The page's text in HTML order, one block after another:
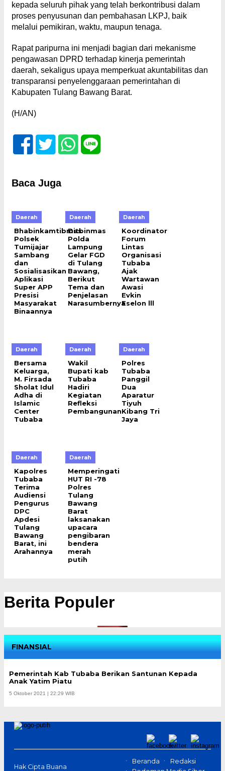
kepada seluruh pihak yang telah berkontribusi dalam
proses penyusunan dan pembahasan LKPJ, baik
melalui pemikiran, waktu, maupun tenaga.
Rapat paripurna ini menjadi bagian dari mekanisme
pengawasan DPRD terhadap kinerja pemerintah
daerah, sekaligus upaya memperkuat akuntabilitas dan
transparansi penyelenggaraan pemerintahan di
Kabupaten Tulang Bawang Barat.
(H/AN)
Baca Juga
Daerah
Bhabinkamtibmas
Polsek
Tumijajar
Sambang
dan
Sosialisasikan
Aplikasi
Super APP
Presisi
Masyarakat
Binaannya
Daerah
Ditbinmas
Polda
Lampung
Gelar FGD
di Tulang
Bawang,
Berikut
Tema dan
Penjelasan
Narasumbernya
Daerah
Koordinator
Forum
Lintas
Organisasi
Tubaba
Ajak
Wartawan
Awasi
Evkin
Eselon lll
Daerah
Bersama
Keluarga,
M. Firsada
Sholat Idul
Adha di
Islamic
Center
Tubaba
Daerah
Wakil
Bupati kab
Tubaba
Hadiri
Kegiatan
Refleksi
Pembangunan
Daerah
Polres
Tubaba
Panggil
Dua
Aparatur
Tiyuh
Kibang Tri
Jaya
Daerah
Kapolres
Tubaba
Terima
Audiensi
Pengurus
DPC
Apdesi
Tulang
Bawang
Barat, ini
Arahannya
Daerah
Memperingati
HUT RI -78
Polres
Tulang
Bawang
Barat
laksanakan
upacara
pengibaran
bendera
merah
putih
Berita Populer
FINANSIAL
Pemerintah Kab Tubaba Berikan Santunan Kepada
Anak Yatim Piatu
5 Oktober 2021 | 22:29 WIB
Hak Cipta Buana
Beranda
Redaksi